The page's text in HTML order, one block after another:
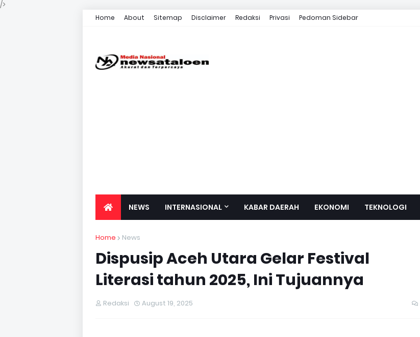
/>
Home About Sitemap Disclaimer Redaksi Privasi Pedoman Sidebar
NEWS INTERNASIONAL KABAR DAERAH EKONOMI TEKNOLOGI
Home News
Dispusip Aceh Utara Gelar Festival
Literasi tahun 2025, Ini Tujuannya
Redaksi August 19, 2025